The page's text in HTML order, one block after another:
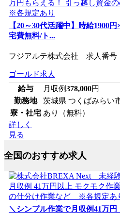
【20～30代活躍中】時給1900
宅費無料/ト...
フジアルテ株式会社 求人番号
ゴールド求人
給与
月収例378,000円
勤務地
茨城県 つくばみらい
寮・社宅 あり（無料）
詳しく
見る
全国のおすすめ求人
＼シンプル作業で月収例41万円